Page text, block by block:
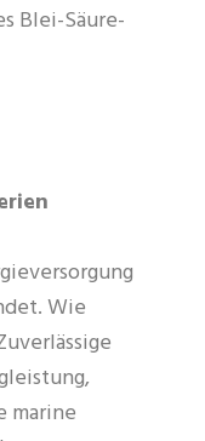
Blei-Säure-
Wie
marine